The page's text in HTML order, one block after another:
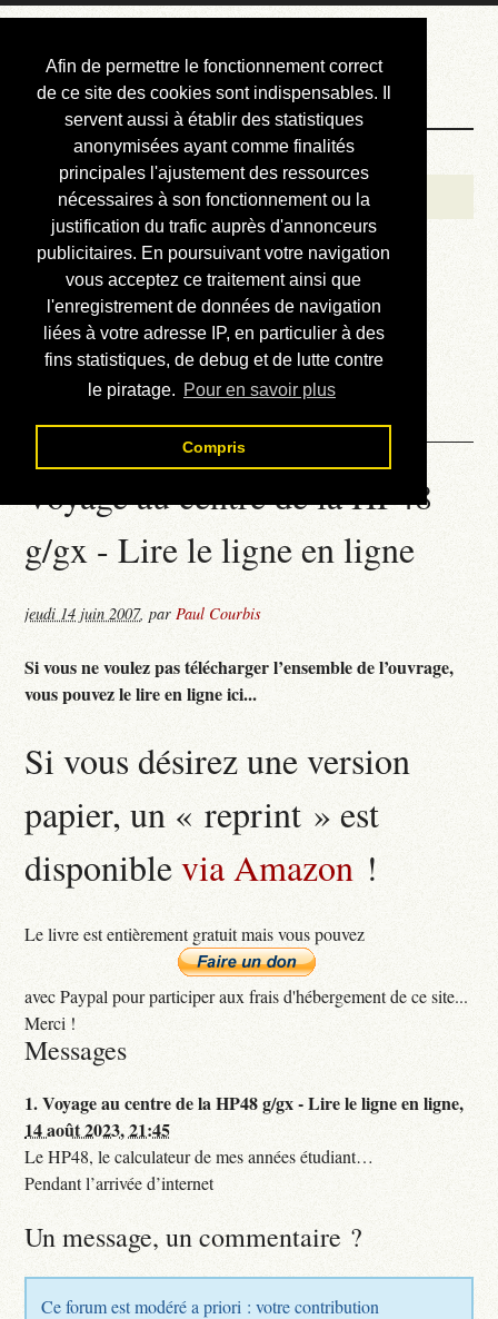
Afin de permettre le fonctionnement correct
de ce site des cookies sont indispensables. Il
servent aussi à établir des statistiques
anonymisées ayant comme finalités
principales l'ajustement des ressources
nécessaires à son fonctionnement ou la
justification du trafic auprès d'annonceurs
publicitaires. En poursuivant votre navigation
vous acceptez ce traitement ainsi que
l'enregistrement de données de navigation
liées à votre adresse IP, en particulier à des
fins statistiques, de debug et de lutte contre
le piratage. Pour en savoir plus
Compris
Courbis, « LE »
Blog Officiel
Bienvenue
Réalisations
Divers (et d’été)
Annonces
Liens externes
Téléchargement
Contact
Voyage au centre de la HP48
g/gx - Lire le ligne en ligne
jeudi 14 juin 2007,parPaul Courbis
Si vous ne voulez pas télécharger l’ensemble de l’ouvrage,
vous pouvez le lire en ligne ici...
Si vous désirez une version
papier, un « reprint » est
disponiblevia Amazon !
Le livre est entièrement gratuit mais vous pouvez
avec Paypal pour participer aux frais d'hébergement de ce site...
Merci !
Messages
1.Voyage au centre de la HP48 g/gx - Lire le ligne en ligne,
14 août 2023, 21:45
Le HP48, le calculateur de mes années étudiant…
Pendant l’arrivée d’internet
Un message, un commentaire ?
Ce forum est modéré a priori : votre contribution